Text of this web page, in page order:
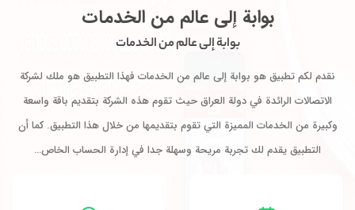
بوابة إلى عالم من الخدمات
بوابة إلى عالم من الخدمات
نقدم لكم تطبيق هو بوابة إلى عالم من الخدمات فهذا التطبيق هو ملك لشركة
الاتصالات الرائدة في دولة العراق حيث تقوم هذه الشركة بتقديم باقة واسعة
وكبيرة من الخدمات المميزة التي تقوم بتقديمها من خلال هذا التطبيق. كما أن
التطبيق يقدم لك تجربة مريحة وسهلة جدا في إدارة الحساب الخاص…